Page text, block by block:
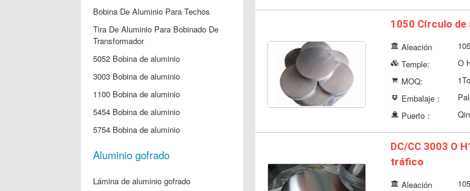
Bobina De Aluminio Para Techos
Tira De Aluminio Para Bobinado De
Transformador
5052 Bobina de aluminio
3003 Bobina de aluminio
1100 Bobina de aluminio
5454 Bobina de aluminio
5754 Bobina de aluminio
Aluminio gofrado
Lámina de aluminio gofrado
1050 Círculo de
Aleación
Temple:
O
MOQ:
Embalaje：
Puerto：
DC/CC 3003 O
tráfico
Aleación